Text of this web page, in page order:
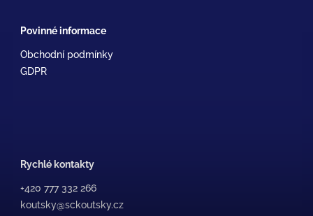
Povinné informace
Obchodní podmínky
GDPR
Rychlé kontakty
+420 777 332 266
koutsky@sckoutsky.cz